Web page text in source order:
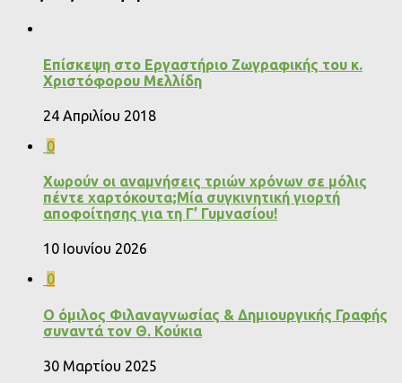
Επίσκεψη στο Εργαστήριο Ζωγραφικής του κ.
Χριστόφορου Μελλίδη
24 Απριλίου 2018
0
Χωρούν οι αναμνήσεις τριών χρόνων σε μόλις
πέντε χαρτόκουτα;Μία συγκινητική γιορτή
αποφοίτησης για τη Γ’ Γυμνασίου!
10 Ιουνίου 2026
0
Ο όμιλος Φιλαναγνωσίας & Δημιουργικής Γραφής
συναντά τον Θ. Κούκια
30 Μαρτίου 2025